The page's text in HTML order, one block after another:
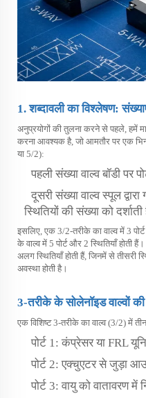
1. शब्दावली का विश्लेषण:
अनुप्रयोगों की तुलना करने से पहले, हमें
करना आवश्यक है, जो आमतौर पर एक
या 5/2):
पहली संख्या वाल्व बॉडी पर
दूसरी संख्या वाल्व स्पूल
स्थितियों की संख्या को दर्शाती
इसलिए, एक 3/2-तरीके का वाल्व में 3
के वाल्व में 5 पोर्ट और 2 स्थितियाँ
अलग स्थितियाँ होती हैं, जिनमें से तीसरी
अवस्था होती है।
3-तरीके के सोलेनॉइड वाल्वों
एक विशिष्ट 3-तरीके का वाल्व (3/2) में
पोर्ट 1: कंप्रेसर या FRL
पोर्ट 2: एक्चुएटर से जुड़ा
पोर्ट 3: वायु को वातावरण